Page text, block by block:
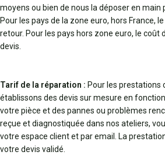
moyens ou bien de nous la déposer en main
Pour les pays de la zone euro, hors France,
retour. Pour les pays hors zone euro, le coût
devis.
Tarif de la réparation : Pour les prestations
établissons des devis sur mesure en
votre pièce et des pannes ou problèmes
reçue et diagnostiquée dans nos ateliers,
votre espace client et par email. La
votre devis validé.